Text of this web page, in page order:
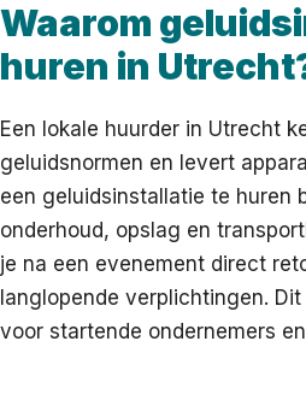
Waarom
huren in
Een lokale huurder in Utrecht
geluidsnormen en levert
een geluidsinstallatie te huren
onderhoud, opslag en
je na een evenement direct
langlopende verplichtingen.
voor startende ondernemers